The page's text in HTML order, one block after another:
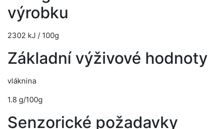
výrobku
2302 kJ / 100g
Základní výživové hodnoty
vláknina
1.8 g/100g
Senzorické požadavky